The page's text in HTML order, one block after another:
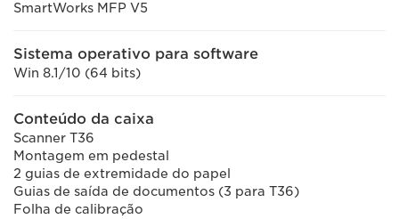
SmartWorks MFP V5
Sistema operativo para software
Win 8.1/10 (64 bits)
Conteúdo da caixa
Scanner T36
Montagem em pedestal
2 guias de extremidade do papel
Guias de saída de documentos (3 para T36)
Folha de calibração